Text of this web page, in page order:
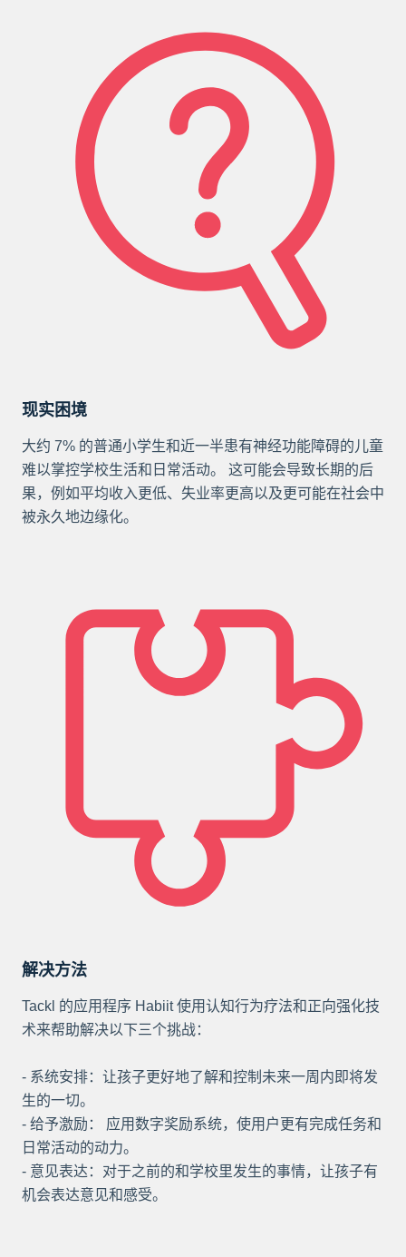
现实困境
大约 7% 的普通小学生和近一半患有神经功能障碍的儿童
难以掌控学校生活和日常活动。 这可能会导致长期的后
果，例如平均收入更低、失业率更高以及更可能在社会中
被永久地边缘化。
解决方法
Tackl 的应用程序 Habiit 使用认知行为疗法和正向强化技
术来帮助解决以下三个挑战：
- 系统安排：让孩子更好地了解和控制未来一周内即将发
生的一切。
- 给予激励： 应用数字奖励系统，使用户更有完成任务和
日常活动的动力。
- 意见表达：对于之前的和学校里发生的事情，让孩子有
机会表达意见和感受。